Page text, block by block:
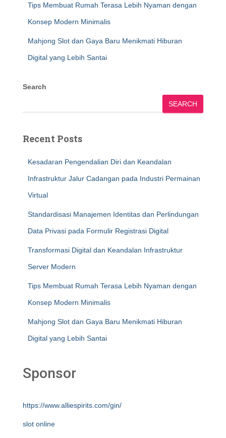
Tips Membuat Rumah Terasa Lebih Nyaman dengan
Konsep Modern Minimalis
Mahjong Slot dan Gaya Baru Menikmati Hiburan
Digital yang Lebih Santai
Search
SEARCH
Recent Posts
Kesadaran Pengendalian Diri dan Keandalan
Infrastruktur Jalur Cadangan pada Industri Permainan
Virtual
Standardisasi Manajemen Identitas dan Perlindungan
Data Privasi pada Formulir Registrasi Digital
Transformasi Digital dan Keandalan Infrastruktur
Server Modern
Tips Membuat Rumah Terasa Lebih Nyaman dengan
Konsep Modern Minimalis
Mahjong Slot dan Gaya Baru Menikmati Hiburan
Digital yang Lebih Santai
Sponsor
https://www.alliespirits.com/gin/
slot online